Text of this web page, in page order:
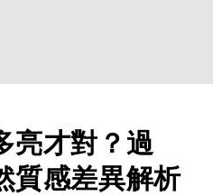
亮才對？過
質感差異解析